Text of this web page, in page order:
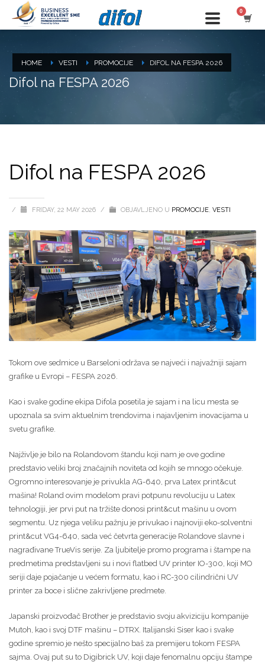
HOME VESTI PROMOCIJE DIFOL NA FESPA 2026
Difol na FESPA 2026
Difol na FESPA 2026
/ FRIDAY, 22 MAY 2026 / OBJAVLJENO U PROMOCIJE, VESTI
Tokom ove sedmice u Barseloni održava se najveći i najvažniji sajam
grafike u Evropi – FESPA 2026.
Kao i svake godine ekipa Difola posetila je sajam i na licu mesta se
upoznala sa svim aktuelnim trendovima i najavljenim inovacijama u
svetu grafike.
Najživlje je bilo na Rolandovom štandu koji nam je ove godine
predstavio veliki broj značajnih noviteta od kojih se mnogo očekuje.
Ogromno interesovanje je privukla AG-640, prva Latex print&cut
mašina! Roland ovim modelom pravi potpunu revoluciju u Latex
tehnologiji, jer prvi put na tržište donosi print&cut mašinu u ovom
segmentu. Uz njega veliku pažnju je privukao i najnoviji eko-solventni
print&cut VG4-640, sada već četvrta generacije Rolandove slavne i
nagrađivane TrueVis serije. Za ljubitelje promo programa i štampe na
predmetima predstavljeni su i novi flatbed UV printer IO-300, koji MO
seriji daje pojačanje u većem formatu, kao i RC-300 cilindrični UV
printer za boce i slične zakrivljene predmete.
Japanski proizvođač Brother je predstavio svoju akviziciju kompanije
Mutoh, kao i svoj DTF mašinu – DTRX. Italijanski Siser kao i svake
godine spremio je nešto specijalno baš za premijeru tokom FESPA
sajma. Ovaj put su to Digibrick UV, koji daje fenomalnu opciju štampe